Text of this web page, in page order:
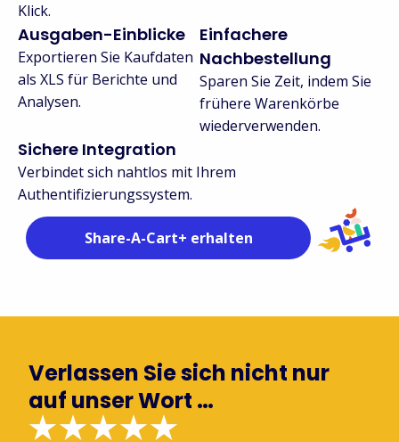
Klick.
Ausgaben-Einblicke
Exportieren Sie Kaufdaten
als XLS für Berichte und
Analysen.
Einfachere
Nachbestellung
Sparen Sie Zeit, indem Sie
frühere Warenkörbe
wiederverwenden.
Sichere Integration
Verbindet sich nahtlos mit Ihrem
Authentifizierungssystem.
Share-A-Cart+ erhalten
Verlassen Sie sich nicht nur
auf unser Wort …